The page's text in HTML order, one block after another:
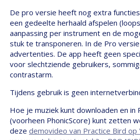
De pro versie heeft nog extra
een gedeelte herhaald afspelen
aanpassing per instrument en de
stuk te transponeren. In de Pro
advertenties. De app heeft geen
voor slechtziende gebruikers,
contrastarm.
Tijdens gebruik is geen
Hoe je muziek kunt downloaden en in
(voorheen PhonicScore) kunt zetten
deze demovideo van Practice Bird op